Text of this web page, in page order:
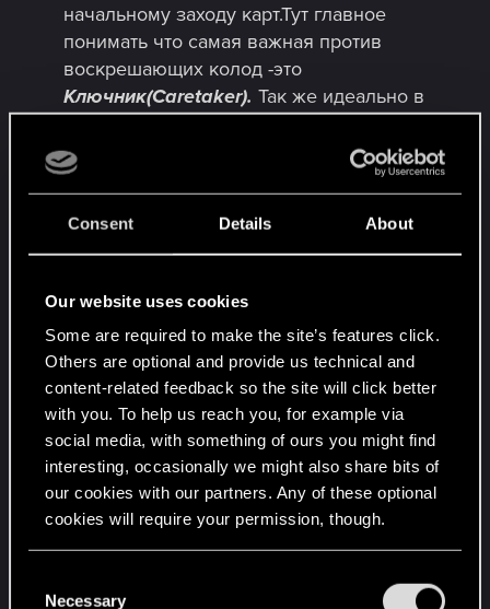
Consent Details About
Our website uses cookies
Some are required to make the site’s features click.
Others are optional and provide us technical and
content-related feedback so the site will click better
with you. To help us reach you, for example via
social media, with something of ours you might find
interesting, occasionally we might also share bits of
our cookies with our partners. Any of these optional
cookies will require your permission, though.
and tweak your preferences regarding them in the
Necessary
начальному заходу карт.Тут главное
понимать что самая важная против
воскрешающих колод -это
Ключник(Caretaker). Так же идеально в
иГулю.
Для хорошей реализации
потребуется много дорогих карт,ну в
Вот такой декой я играю сейчас :
games